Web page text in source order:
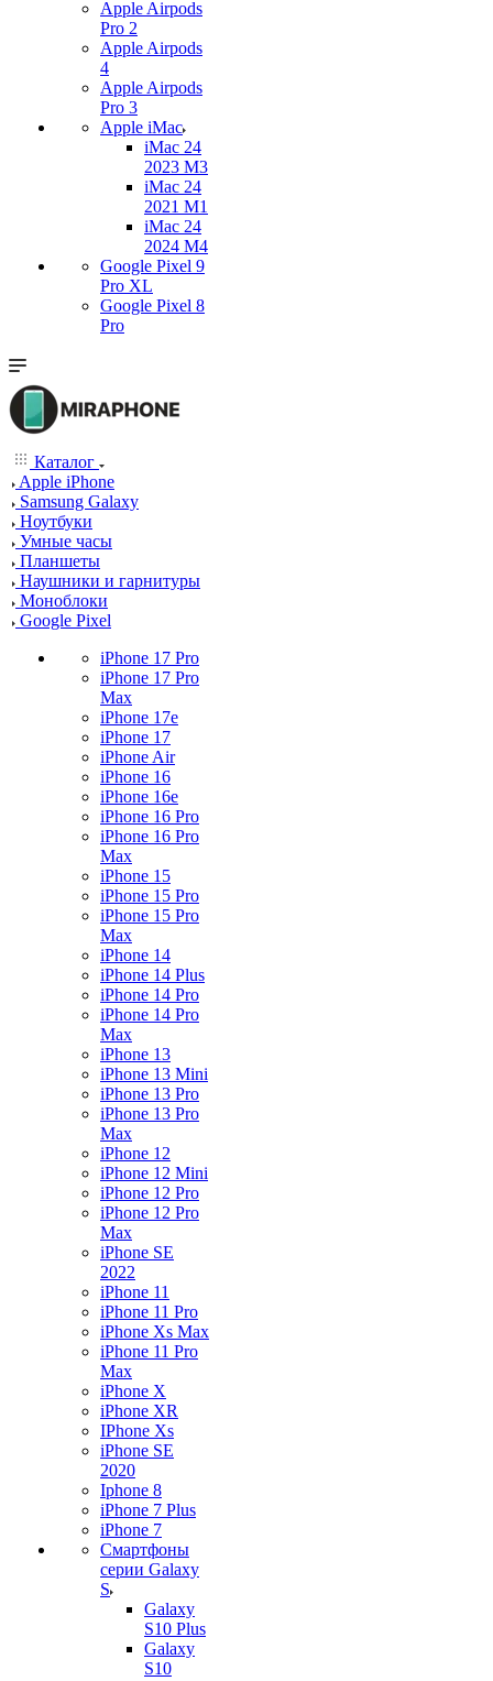
Apple Airpods
Pro 2
Apple Airpods
4
Apple Airpods
Pro 3
Apple iMac
iMac 24
2023 M3
iMac 24
2021 M1
iMac 24
2024 M4
Google Pixel 9
Pro XL
Google Pixel 8
Pro
Каталог
Apple iPhone
Samsung Galaxy
Ноутбуки
Умные часы
Планшеты
Наушники и гарнитуры
Моноблоки
Google Pixel
iPhone 17 Pro
iPhone 17 Pro
Max
iPhone 17e
iPhone 17
iPhone Air
iPhone 16
iPhone 16e
iPhone 16 Pro
iPhone 16 Pro
Max
iPhone 15
iPhone 15 Pro
iPhone 15 Pro
Max
iPhone 14
iPhone 14 Plus
iPhone 14 Pro
iPhone 14 Pro
Max
iPhone 13
iPhone 13 Mini
iPhone 13 Pro
iPhone 13 Pro
Max
iPhone 12
iPhone 12 Mini
iPhone 12 Pro
iPhone 12 Pro
Max
iPhone SE
2022
iPhone 11
iPhone 11 Pro
iPhone Xs Max
iPhone 11 Pro
Max
iPhone X
iPhone XR
IPhone Xs
iPhone SE
2020
Iphone 8
iPhone 7 Plus
iPhone 7
Смартфоны
серии Galaxy
S
Galaxy
S10 Plus
Galaxy
S10